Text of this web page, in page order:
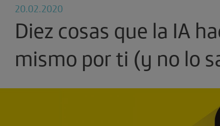
20.02.2020
Diez cosas que la IA
mismo por ti (y no lo